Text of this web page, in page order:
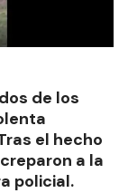
de los
el hecho
a la
policial.